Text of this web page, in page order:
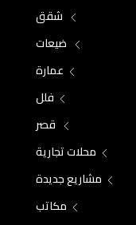
شقق
ضيعات
عمارة
فلل
قصر
محلات تجارية
مشاريع جديدة
مكاتب